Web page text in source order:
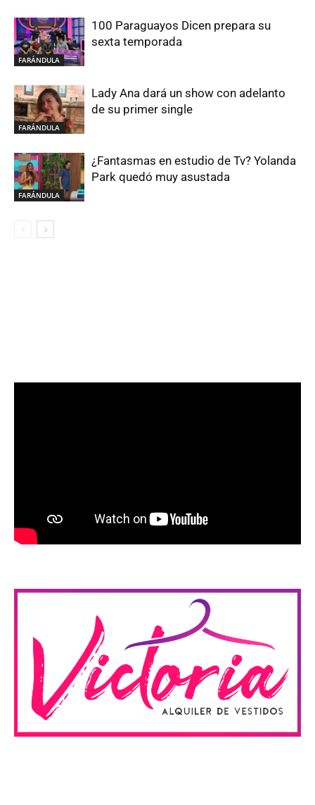
FARÁNDULA
100 Paraguayos Dicen prepara su
sexta temporada
FARÁNDULA
Lady Ana dará un show con adelanto
de su primer single
FARÁNDULA
¿Fantasmas en estudio de Tv? Yolanda
Park quedó muy asustada